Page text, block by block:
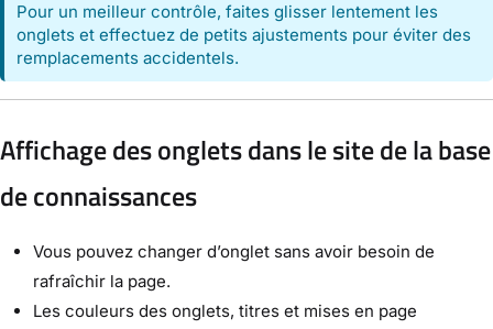
Pour un meilleur contrôle, faites glisser lentement les
onglets et effectuez de petits ajustements pour éviter des
remplacements accidentels.
Affichage des onglets dans le site de la base
de connaissances
Vous pouvez changer d’onglet sans avoir besoin de
rafraîchir la page.
Les couleurs des onglets, titres et mises en page